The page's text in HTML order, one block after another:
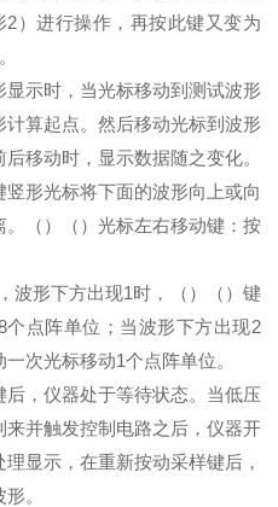
）进行操作，再按此键又变为
示时，当光标移动到测试波形
算起点。然后移动光标到波形
移动时，显示数据随之变化。
形光标将下面的波形向上或向
（）（）光标左右移动键：按
形下方出现1时，（）（）键
点阵单位；当波形下方出现2
次光标移动1个点阵单位。
，仪器处于等待状态。当低压
并触发控制电路之后，仪器开
显示，在重新按动采样键后，
。